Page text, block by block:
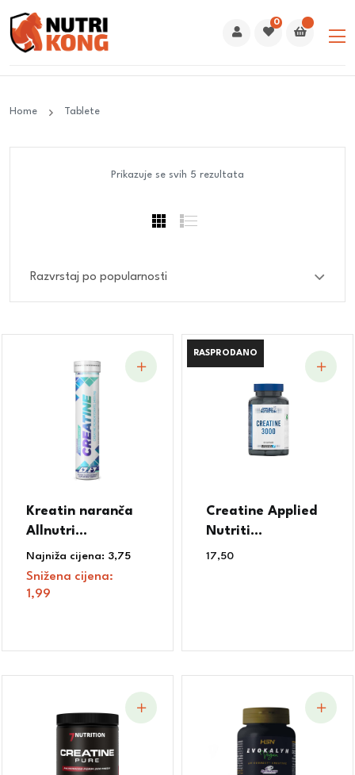
0
Home Tablete
Prikazuje se svih 5 rezultata
Kreatin naranča
Allnutri...
Najniža cijena: 3,75
Snižena cijena:
1,99
RASPRODANO
RASPRODANO
Creatine Applied
Nutriti...
17,50